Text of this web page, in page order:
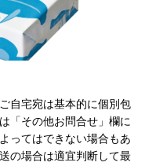
自宅宛は基本的に個別包
「その他お問合せ」欄に
ってはできない場合もあ
の場合は適宜判断して最